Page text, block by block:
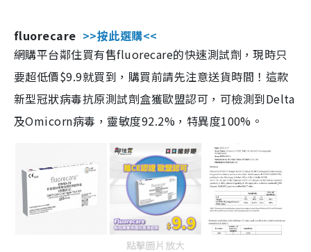
fluorecare >>按此選購<<
網購平台鄰住買有售fluorecare的快速測試劑，現時只
要超低價$9.9就買到，購買前請先注意送貨時間！這款
新型冠狀病毒抗原測試劑盒獲歐盟認可，可檢測到Delta
及Omicorn病毒，靈敏度92.2%，特異度100%。
點擊圖片放大